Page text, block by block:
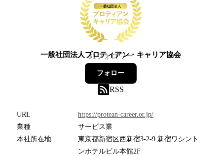
一般社団法人プロティアン・キャリア協会
31フォロワー
フォロー
RSS
URL
https://protean-career.or.jp/
業種
サービス業
本社所在地
東京都新宿区西新宿3-2-9 新宿ワシント
ンホテルビル本館2F